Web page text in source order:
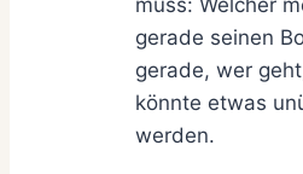
gerade seinen
gerade, wer
könnte etwas
werden.